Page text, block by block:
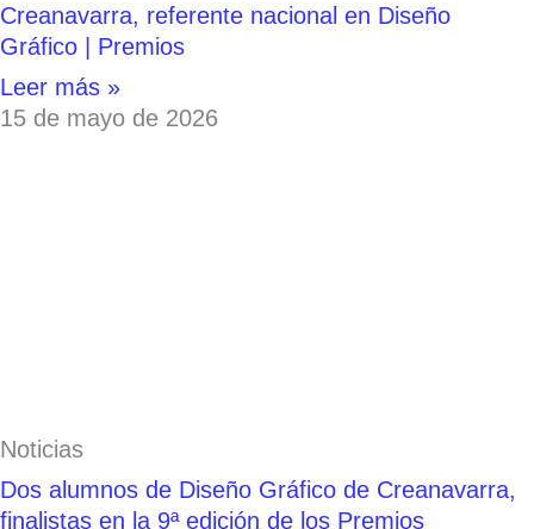
Creanavarra, referente nacional en Diseño
Gráfico | Premios
Leer más »
15 de mayo de 2026
Noticias
Dos alumnos de Diseño Gráfico de Creanavarra,
finalistas en la 9ª edición de los Premios